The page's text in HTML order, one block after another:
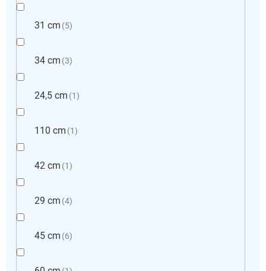
31 cm 5
34 cm 3
24,5 cm 1
110 cm 1
42 cm 1
29 cm 4
45 cm 6